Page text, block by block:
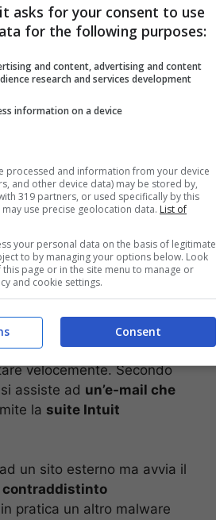
Idea.it)
conosciuti dalle potenziali
velocemente. Secondo
assiste ad un’e-mail che
la suite Intuit
un sito esterno ma avvia il
contraddistinto
pratica un altro malware
asks for your consent to use
for the following purposes:
and content, advertising and content
research and services development
information on a device
processed and information from your device
and other device data) may be stored by,
319 partners, or used specifically by this
use precise geolocation data. List of
your personal data on the basis of legitimate
to by managing your options below. Look
page or in the site menu to manage or
and cookie settings.
Consent